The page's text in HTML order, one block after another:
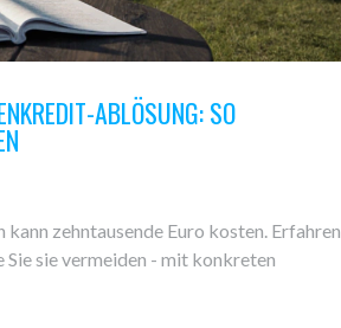
ABLÖSUNG: SO
zehntausende Euro kosten. Erfahren
Sie sie vermeiden - mit konkreten